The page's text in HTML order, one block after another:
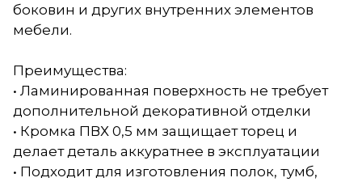
боковин и других внутренних элементов
мебели.
Преимущества:
• Ламинированная поверхность не требует
дополнительной декоративной отделки
• Кромка ПВХ 0,5 мм защищает торец и
делает деталь аккуратнее в эксплуатации
• Подходит для изготовления полок, тумб,